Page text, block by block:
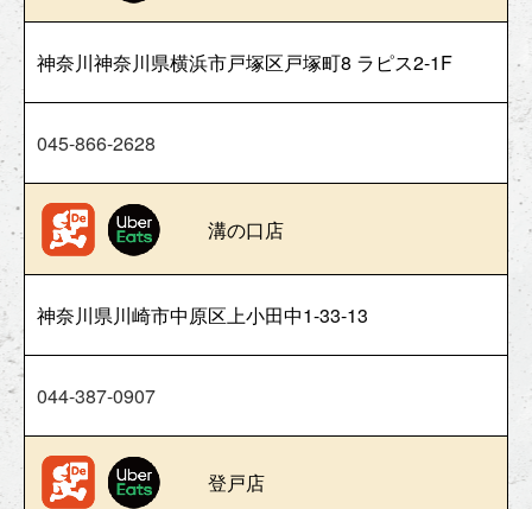
神奈川神奈川県横浜市戸塚区戸塚町8 ラピス2-1F
045-866-2628
溝の口店
神奈川県川崎市中原区上小田中1-33-13
044-387-0907
登戸店